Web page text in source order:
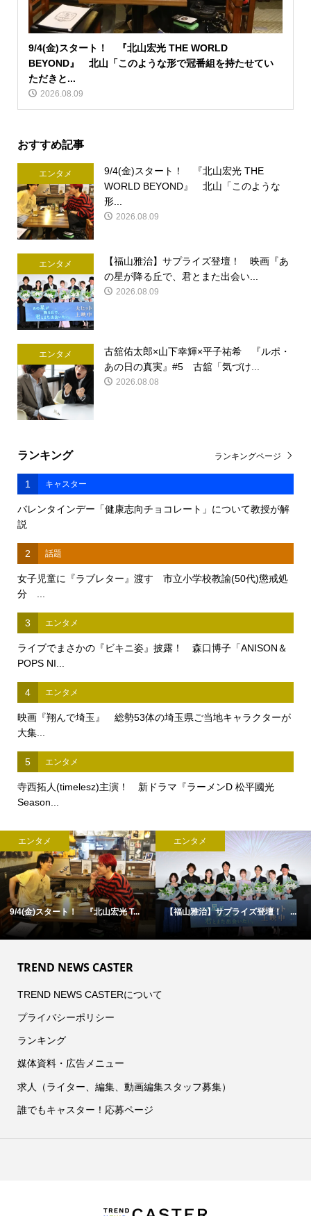
9/4(金)スタート！ 『北山宏光 THE WORLD
BEYOND』 北山「このような形で冠番組を持たせてい
ただきと...
2026.08.09
おすすめ記事
エンタメ
9/4(金)スタート！ 『北山宏光 THE
WORLD BEYOND』 北山「このような
形...
2026.08.09
エンタメ
【福山雅治】サプライズ登壇！ 映画『あ
の星が降る丘で、君とまた出会い...
2026.08.09
エンタメ
古舘佑太郎×山下幸輝×平子祐希 『ルポ・
あの日の真実』#5 古舘「気づけ...
2026.08.08
ランキング
1 キャスター
バレンタインデー「健康志向チョコレート」について教授が解
説
2 話題
女子児童に『ラブレター』渡す 市立小学校教諭(50代)懲戒処
分 ...
3 エンタメ
ライブでまさかの『ビキニ姿』披露！ 森口博子「ANISON＆
POPS NI...
4 エンタメ
映画『翔んで埼玉』 総勢53体の埼玉県ご当地キャラクターが
大集...
5 エンタメ
寺西拓人(timelesz)主演！ 新ドラマ『ラーメンD 松平國光
Season...
ランキングページ
エンタメ
9/4(金)スタート！ 『北山宏光 T...
エンタメ
【福山雅治】サプライズ登壇！ ...
TREND NEWS CASTER
TREND NEWS CASTERについて
プライバシーポリシー
ランキング
媒体資料・広告メニュー
求人（ライター、編集、動画編集スタッフ募集）
誰でもキャスター！応募ページ